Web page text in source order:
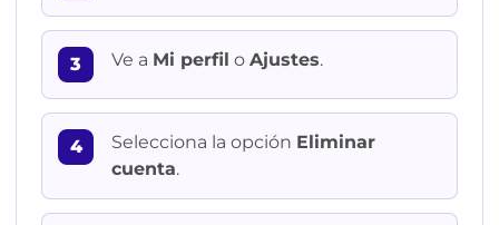
Ve a Mi perfil o Ajustes.
Selecciona la opción Eliminar
cuenta.